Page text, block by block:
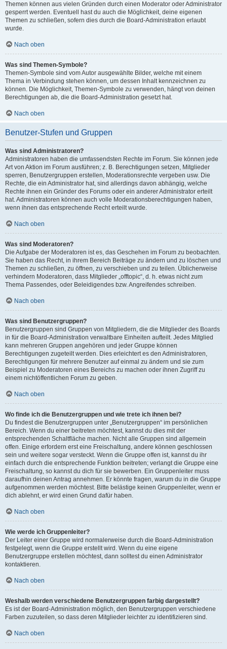
Themen können aus vielen Gründen durch einen Moderator oder Administrator
gesperrt werden. Eventuell hast du auch die Möglichkeit, deine eigenen
Themen zu schließen, sofern dies durch die Board-Administration erlaubt
wurde.
Nach oben
Was sind Themen-Symbole?
Themen-Symbole sind vom Autor ausgewählte Bilder, welche mit einem
Thema in Verbindung stehen können, um dessen Inhalt kennzeichnen zu
können. Die Möglichkeit, Themen-Symbole zu verwenden, hängt von deinen
Berechtigungen ab, die die Board-Administration gesetzt hat.
Nach oben
Benutzer-Stufen und Gruppen
Was sind Administratoren?
Administratoren haben die umfassendsten Rechte im Forum. Sie können jede
Art von Aktion im Forum ausführen; z. B. Berechtigungen setzen, Mitglieder
sperren, Benutzergruppen erstellen, Moderationsrechte vergeben usw. Die
Rechte, die ein Administrator hat, sind allerdings davon abhängig, welche
Rechte ihnen ein Gründer des Forums oder ein anderer Administrator erteilt
hat. Administratoren können auch volle Moderationsberechtigungen haben,
wenn ihnen das entsprechende Recht erteilt wurde.
Nach oben
Was sind Moderatoren?
Die Aufgabe der Moderatoren ist es, das Geschehen im Forum zu beobachten.
Sie haben das Recht, in ihrem Bereich Beiträge zu ändern und zu löschen und
Themen zu schließen, zu öffnen, zu verschieben und zu teilen. Üblicherweise
verhindern Moderatoren, dass Mitglieder „offtopic“, d. h. etwas nicht zum
Thema Passendes, oder Beleidigendes bzw. Angreifendes schreiben.
Nach oben
Was sind Benutzergruppen?
Benutzergruppen sind Gruppen von Mitgliedern, die die Mitglieder des Boards
in für die Board-Administration verwaltbare Einheiten aufteilt. Jedes Mitglied
kann mehreren Gruppen angehören und jeder Gruppe können
Berechtigungen zugeteilt werden. Dies erleichtert es den Administratoren,
Berechtigungen für mehrere Benutzer auf einmal zu ändern und sie zum
Beispiel zu Moderatoren eines Bereichs zu machen oder ihnen Zugriff zu
einem nichtöffentlichen Forum zu geben.
Nach oben
Wo finde ich die Benutzergruppen und wie trete ich ihnen bei?
Du findest die Benutzergruppen unter „Benutzergruppen“ im persönlichen
Bereich. Wenn du einer beitreten möchtest, kannst du dies mit der
entsprechenden Schaltfläche machen. Nicht alle Gruppen sind allgemein
offen. Einige erfordern erst eine Freischaltung, andere können geschlossen
sein und weitere sogar versteckt. Wenn die Gruppe offen ist, kannst du ihr
einfach durch die entsprechende Funktion beitreten; verlangt die Gruppe eine
Freischaltung, so kannst du dich für sie bewerben. Ein Gruppenleiter muss
daraufhin deinen Antrag annehmen. Er könnte fragen, warum du in die Gruppe
aufgenommen werden möchtest. Bitte belästige keinen Gruppenleiter, wenn er
dich ablehnt, er wird einen Grund dafür haben.
Nach oben
Wie werde ich Gruppenleiter?
Der Leiter einer Gruppe wird normalerweise durch die Board-Administration
festgelegt, wenn die Gruppe erstellt wird. Wenn du eine eigene
Benutzergruppe erstellen möchtest, dann solltest du einen Administrator
kontaktieren.
Nach oben
Weshalb werden verschiedene Benutzergruppen farbig dargestellt?
Es ist der Board-Administration möglich, den Benutzergruppen verschiedene
Farben zuzuteilen, so dass deren Mitglieder leichter zu identifizieren sind.
Nach oben